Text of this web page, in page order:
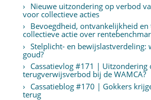
Nieuwe uitzondering op verbod
voor collectieve acties
Bevoegdheid, ontvankelijkheid
collectieve actie over
Stelplicht- en bewijslastverdeling:
goud?
Cassatievlog #171 | Uitzondering
terugverwijsverbod bij de WAMCA?
Cassatieblog #170 | Gokkers
terug